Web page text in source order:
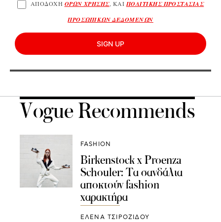
ΑΠΟΔΟΧΗ ΟΡΩΝ ΧΡΗΣΗΣ, ΚΑΙ ΠΟΛΙΤΙΚΗΣ ΠΡΟΣΤΑΣΙΑΣ
ΠΡΟΣΩΠΙΚΩΝ ΔΕΔΟΜΕΝΩΝ
SIGN UP
Vogue Recommends
FASHION
Birkenstock x Proenza
Schouler: Τα σανδάλια
αποκτούν fashion
χαρακτήρα
ΈΛΕΝΑ ΤΣΙΡΟΖΊΔΟΥ